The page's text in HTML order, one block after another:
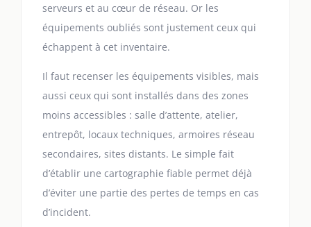
serveurs et au cœur de réseau. Or les
équipements oubliés sont justement ceux qui
échappent à cet inventaire.
Il faut recenser les équipements visibles, mais
aussi ceux qui sont installés dans des zones
moins accessibles : salle d’attente, atelier,
entrepôt, locaux techniques, armoires réseau
secondaires, sites distants. Le simple fait
d’établir une cartographie fiable permet déjà
d’éviter une partie des pertes de temps en cas
d’incident.